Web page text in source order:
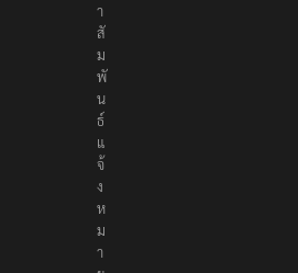
า
สั
ม
พั
น
ธ์
แ
จ้
ง
ห
ม
า